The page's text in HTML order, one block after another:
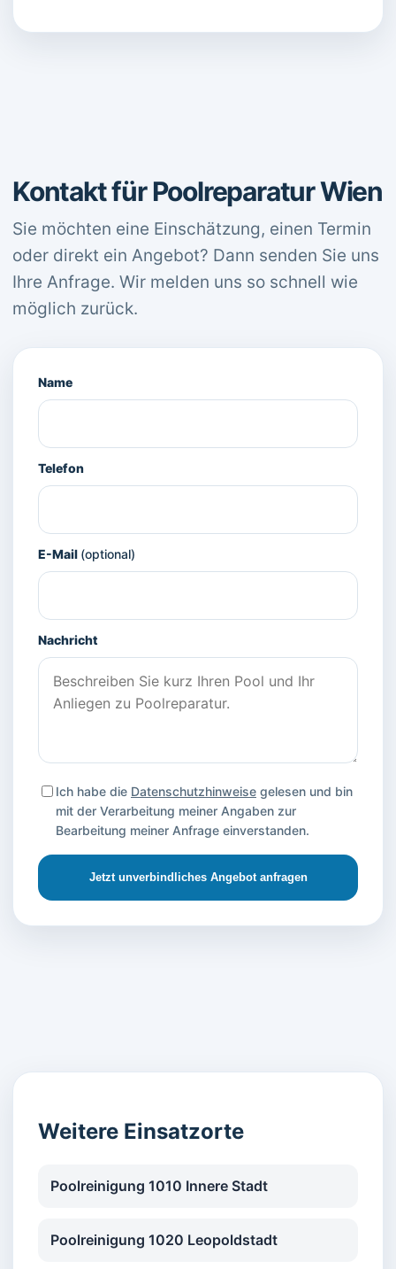
Kontakt für Poolreparatur Wien
Sie möchten eine Einschätzung, einen Termin
oder direkt ein Angebot? Dann senden Sie uns
Ihre Anfrage. Wir melden uns so schnell wie
möglich zurück.
Name
Telefon
E-Mail (optional)
Nachricht
Ich habe die Datenschutzhinweise gelesen und bin
mit der Verarbeitung meiner Angaben zur
Bearbeitung meiner Anfrage einverstanden.
Jetzt unverbindliches Angebot anfragen
Weitere Einsatzorte
Poolreinigung 1010 Innere Stadt
Poolreinigung 1020 Leopoldstadt